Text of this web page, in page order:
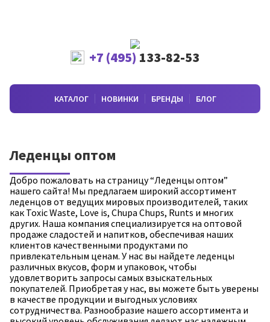
+7 (495) 133-82-53
КАТАЛОГ НОВИНКИ БРЕНДЫ БЛОГ
Леденцы оптом
Добро пожаловать на страницу “Леденцы оптом”
нашего сайта! Мы предлагаем широкий ассортимент
леденцов от ведущих мировых производителей, таких
как Toxic Waste, Love is, Chupa Chups, Runts и многих
других. Наша компания специализируется на оптовой
продаже сладостей и напитков, обеспечивая наших
клиентов качественными продуктами по
привлекательным ценам. У нас вы найдете леденцы
различных вкусов, форм и упаковок, чтобы
удовлетворить запросы самых взыскательных
покупателей. Приобретая у нас, вы можете быть уверены
в качестве продукции и выгодных условиях
сотрудничества. Разнообразие нашего ассортимента и